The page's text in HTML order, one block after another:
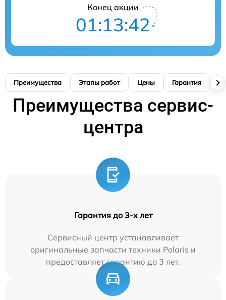
Конец акции
01:13:41
Преимущества Этапы работ Цены Гарантия
Преимущества сервис-
центра
Гарантия до 3-х лет
Сервисный центр устанавливает
оригинальные запчасти техники Polaris и
предоставляет гарантию до 3 лет.